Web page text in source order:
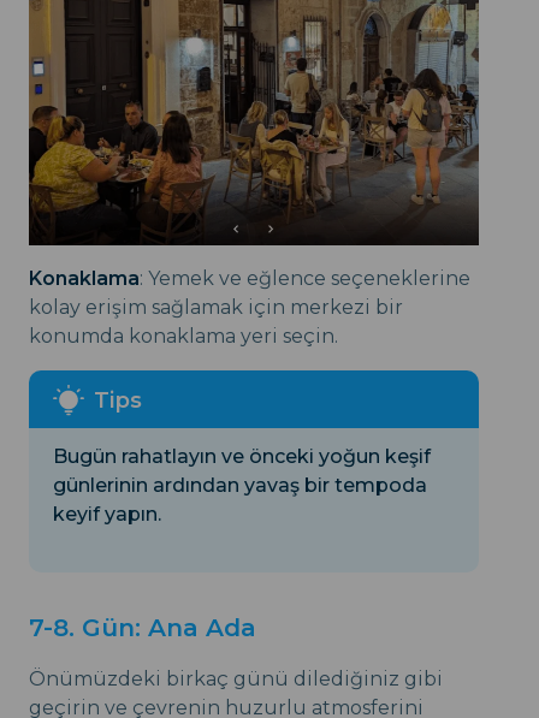
Konaklama: Yemek ve eğlence seçeneklerine
kolay erişim sağlamak için merkezi bir
konumda konaklama yeri seçin.
Bugün rahatlayın ve önceki yoğun keşif
günlerinin ardından yavaş bir tempoda
keyif yapın.
7-8. Gün: Ana Ada
Önümüzdeki birkaç günü dilediğiniz gibi
geçirin ve çevrenin huzurlu atmosferini